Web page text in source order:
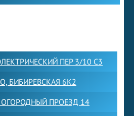
ПЕР 3/10 С3
БИБИРЕВСКАЯ 6К2
ОГОРОДНЫЙ ПРОЕЗД 14